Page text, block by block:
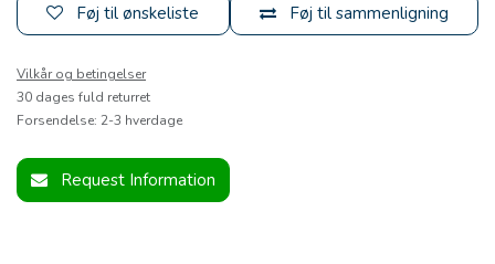
Føj til sammenligning
Føj til ønskeliste
Vilkår og betingelser
30 dages fuld returret
Forsendelse: 2-3 hverdage
Request Information